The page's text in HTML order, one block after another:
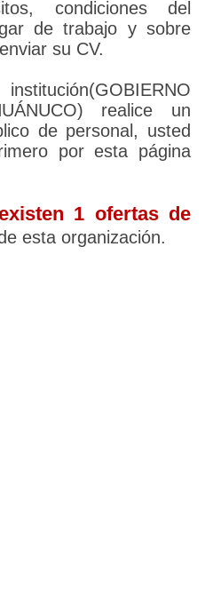
condiciones del
de trabajo y sobre
su CV.
realice un
de personal, usted
por esta página
1 ofertas de
esta organización.